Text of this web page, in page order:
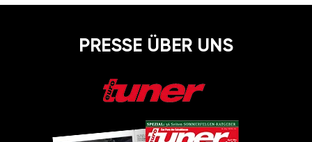
PRESSE ÜBER UNS